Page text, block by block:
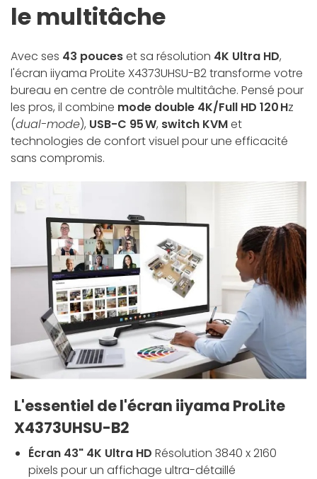
le multitâche
Avec ses 43 pouceset sa résolution 4K Ultra HD,
l'écran iiyama ProLite X4373UHSU-B2 transforme votre
bureau en centre de contrôle multitâche. Pensé pour
les pros, il combine mode double 4K/Full HD 120 Hz
(dual-mode), USB-C 95 W, switch KVMet
technologies de confort visuel pour une efficacité
sans compromis.
L'essentiel de l'écran iiyama ProLite
X4373UHSU-B2
Écran 43" 4K Ultra HD Résolution 3840 x 2160
pixels pour un affichage ultra-détaillé